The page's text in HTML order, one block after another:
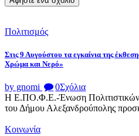
Πολιτισμός
Στις 9 Αυγούστου τα εγκαίνια της
Χρώμα και Νερό»
by gnomi 0Σχόλια
Η Ε.ΠΟ.Φ.Ε.-Ένωση Πολιτιστικών
του Δήμου Αλεξανδρούπολης
Κοινωνία